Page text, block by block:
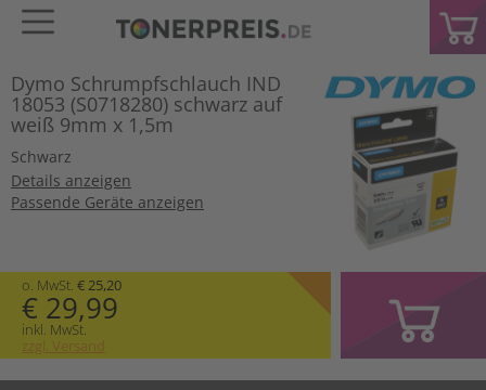
Dymo Schrumpfschlauch IND
18053 (S0718280) schwarz auf
weiß 9mm x 1,5m
Schwarz
Details anzeigen
Passende Geräte anzeigen
o. MwSt. € 25,20
€ 29,99
inkl. MwSt.
zzgl. Versand